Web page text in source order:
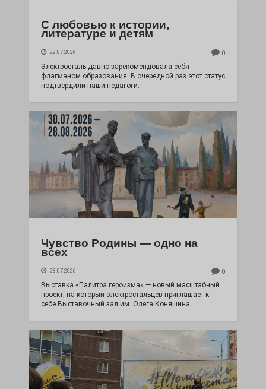
С любовью к истории,
литературе и детям
29.07.2026 0
Электросталь давно зарекомендовала себя
флагманом образования. В очередной раз этот статус
подтвердили наши педагоги.
Чувство Родины — одно на
всех
28.07.2026 0
Выставка «Палитра героизма» — новый масштабный
проект, на который электростальцев приглашает к
себе Выставочный зал им. Олега Коняшина.